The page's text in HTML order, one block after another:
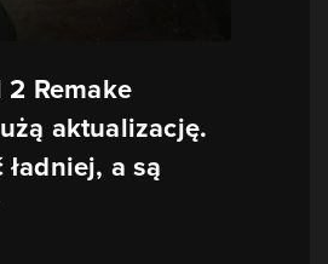
Remake
aktualizację.
ładniej, a są